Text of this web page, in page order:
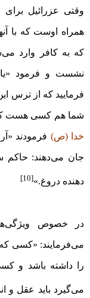
وقتی عزرائیل
همراه اوست که با
که به کافر وارد
نشست و فرمود «یا
فرمایید که از ترس
شما هم کسی هست که
خدا (ص) فرمودند
جان می‌دهند: حاکم
دهنده دروغ.»[10]
در خصوص
می‌فرمایند: «کسی که
را داشته باشد و
می‌گیرد باید عقل و